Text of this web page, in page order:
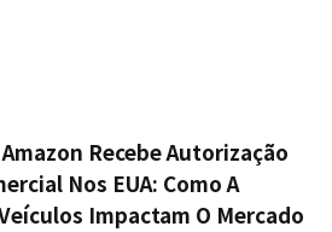
Recebe Autorização
Nos EUA: Como A
Impactam O Mercado